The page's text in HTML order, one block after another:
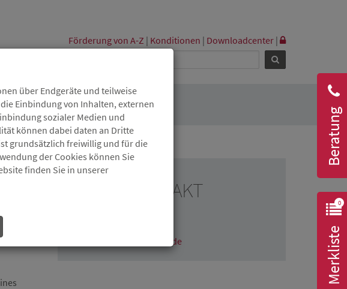
Förderung von A-Z | Konditionen | Downloadcenter |
Beratung
0
Merkliste
PRESSEKONTAKT
fabian.maier@isb.rlp.de
über Endgeräte und teilweise
Einbindung von Inhalten, externen
sozialer Medien und
können dabei daten an Dritte
grundsätzlich freiwillig und für die
der Cookies können Sie
finden Sie in unserer